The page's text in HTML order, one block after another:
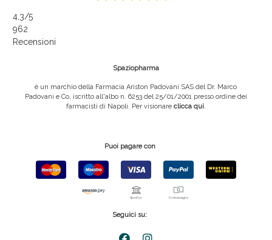
4,3/5
962
Recensioni
Spaziopharma
è un marchio della Farmacia Ariston Padovani SAS del Dr. Marco
Padovani e Co, iscritto all'albo n. 6253 del 25/01/2001 presso ordine dei
farmacisti di Napoli. Per visionare clicca qui.
Puoi pagare con
Seguici su: